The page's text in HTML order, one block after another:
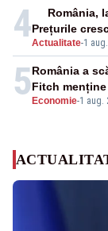
4Actualitate-1
România,
Prețurile
5 Economie-1 aug.
România a
Fitch